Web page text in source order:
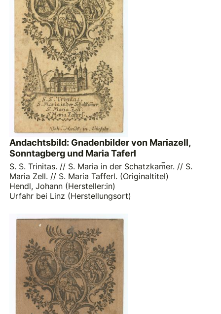
Andachtsbild: Gnadenbilder von Mariazell,
Sonntagberg und Maria Taferl
S. S. Trinitas. // S. Maria in der Schatzkam̅er. // S.
Maria Zell. // S. Maria Tafferl. (Originaltitel)
Hendl, Johann (Hersteller:in)
Urfahr bei Linz (Herstellungsort)